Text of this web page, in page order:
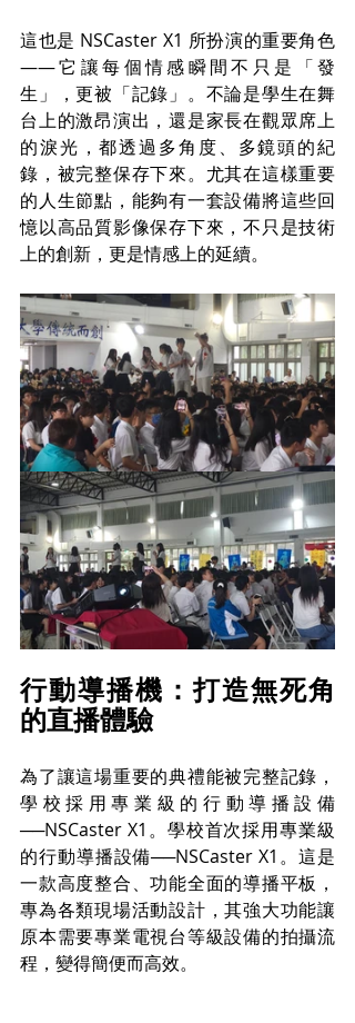
這也是 NSCaster X1 所扮演的重要角色
——它讓每個情感瞬間不只是「發
生」，更被「記錄」。不論是學生在舞
台上的激昂演出，還是家長在觀眾席上
的淚光，都透過多角度、多鏡頭的紀
錄，被完整保存下來。尤其在這樣重要
的人生節點，能夠有一套設備將這些回
憶以高品質影像保存下來，不只是技術
上的創新，更是情感上的延續。
行動導播機：打造無死角
的直播體驗
為了讓這場重要的典禮能被完整記錄，
學校採用專業級的行動導播設備
──NSCaster X1。學校首次採用專業級
的行動導播設備──NSCaster X1。這是
一款高度整合、功能全面的導播平板，
專為各類現場活動設計，其強大功能讓
原本需要專業電視台等級設備的拍攝流
程，變得簡便而高效。